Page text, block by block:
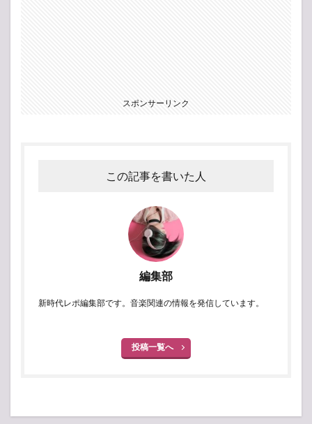
スポンサーリンク
この記事を書いた人
編集部
新時代レポ編集部です。音楽関連の情報を発信しています。
投稿一覧へ